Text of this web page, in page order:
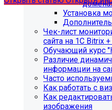
Установка
Чек-лист
сайта на 1С Bitrix
Обучающий курс
Различие
информации на
Часто
Как работать с
Как
изображения